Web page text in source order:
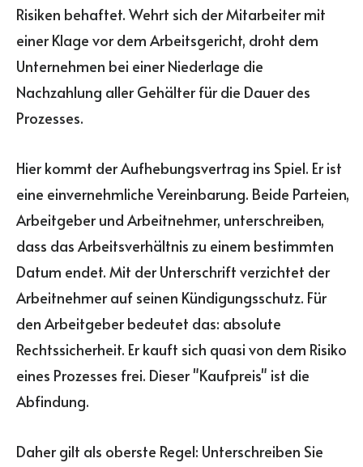
Risiken behaftet. Wehrt sich der Mitarbeiter mit
einer Klage vor dem Arbeitsgericht, droht dem
Unternehmen bei einer Niederlage die
Nachzahlung aller Gehälter für die Dauer des
Prozesses.
Hier kommt der Aufhebungsvertrag ins Spiel. Er ist
eine einvernehmliche Vereinbarung. Beide Parteien,
Arbeitgeber und Arbeitnehmer, unterschreiben,
dass das Arbeitsverhältnis zu einem bestimmten
Datum endet. Mit der Unterschrift verzichtet der
Arbeitnehmer auf seinen Kündigungsschutz. Für
den Arbeitgeber bedeutet das: absolute
Rechtssicherheit. Er kauft sich quasi von dem Risiko
eines Prozesses frei. Dieser "Kaufpreis" ist die
Abfindung.
Daher gilt als oberste Regel: Unterschreiben Sie